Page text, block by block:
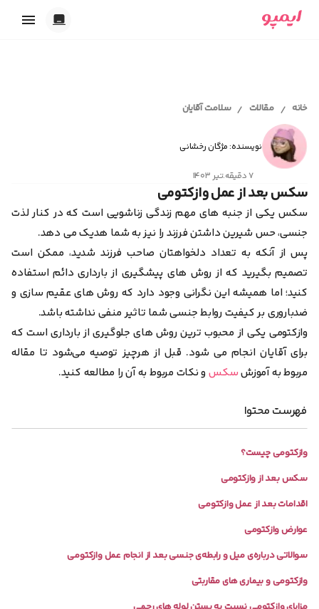
پریود و پیشگیری
اقدام به بارداری
شیردهی
همدلی
ابزارهای آنلاین
محاسبه سن بارداری و تقویم بارداری
تست حاملگی آنلاین
محاسبه آنلاین تخمک گذاری
محاسبه آنلاین سیکل قاعدگی
ابزار انتخاب اسم دختر
ابزار انتخاب اسم پسر
تست ژنتیک قبل از بارداری
مجله سلامت
اقدام به بارداری
بارداری و زایمان
پیشگیری از بارداری
پریود و قاعدگی
سکس‌تراپی
روانشناسی
سلامت بانوان
سلامت آقایان
همدلی و رابطه عاطفی
بیماری‌ها
خودمراقبتی
کلینیک سلامت
ایمپو آقایان
خانه / مقالات / سلامت آقایان
نویسنده: مژگان رخشانی
۷ دقیقه .تیر ۱۴۰۳
سکس بعد از عمل وازکتومی
سکس یکی از جنبه ‌های مهم زندگی زناشویی است که در کنار لذت
جنسی، حس شیرین داشتن فرزند را نیز به شما هدیک می‌ دهد.
پس از آنکه به تعداد دلخواهتان صاحب فرزند شدید، ممکن است
تصمیم بگیرید که از روش ‌های پیشگیری از بارداری دائم استفاده
کنید؛ اما همیشه این نگرانی وجود دارد که روش‌ های عقیم ‌سازی و
ضدباروری بر کیفیت روابط جنسی شما تاثیر منفی نداشته باشد.
وازکتومی یکی از محبوب ترین روش های جلوگیری از بارداری است که
برای آقایان انجام می شود. قبل از هرچیز توصیه می‌شود تا مقاله
مربوط به آموزشسکسو نکات مربوط به آن را مطالعه کنید.
فهرست محتوا
وازکتومی چیست؟
سکس بعد از وازکتومی
اقدامات بعد از عمل وازکتومی
عوارض وازکتومی
سوالاتی درباره‌ی میل و رابطه‌ی جنسی بعد از انجام عمل وازکتومی
وازکتومی و بیماری های مقاربتی